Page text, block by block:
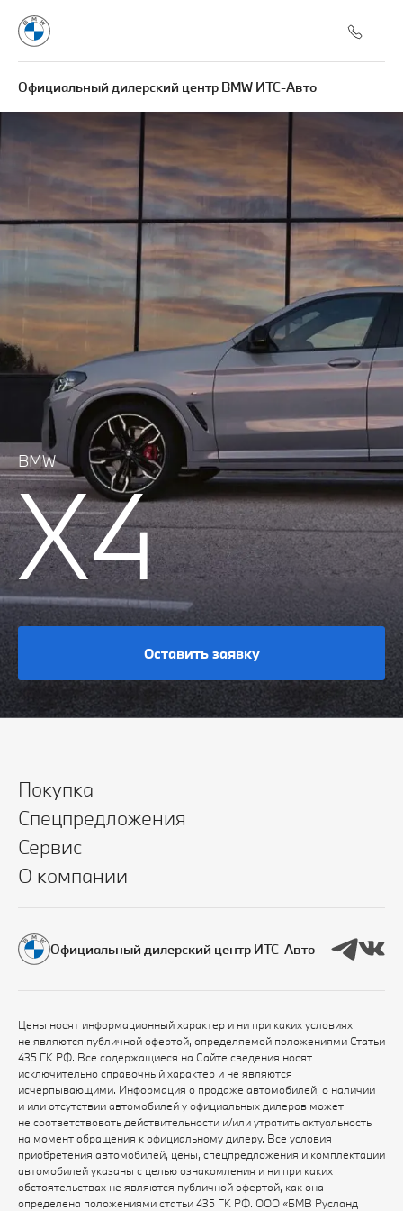
Официальный дилерский центр BMW ИТС-Авто
BMW
X4
Оставить заявку
Покупка
Спецпредложения
Сервис
О компании
Официальный дилерский центр ИТС-Авто
Цены носят информационный характер и ни при каких условиях
не являются публичной офертой, определяемой положениями Статьи
435 ГК РФ. Все содержащиеся на Сайте сведения носят
исключительно справочный характер и не являются
исчерпывающими. Информация о продаже автомобилей, о наличии
и или отсутствии автомобилей у официальных дилеров может
не соответствовать действительности и/или утратить актуальность
на момент обращения к официальному дилеру. Все условия
приобретения автомобилей, цены, спецпредложения и комплектации
автомобилей указаны с целью ознакомления и ни при каких
обстоятельствах не являются публичной офертой, как она
определена положениями статьи 435 ГК РФ. ООО «БМВ Русланд